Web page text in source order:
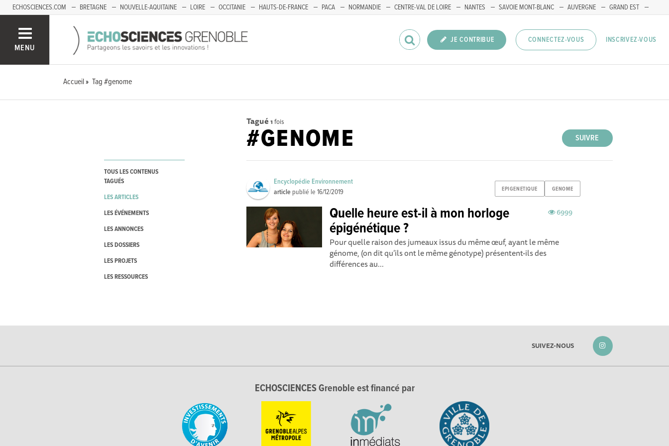
ECHOSCIENCES.COM BRETAGNE NOUVELLE-AQUITAINE LOIRE OCCITANIE HAUTS-DE-FRANCE PACA NORMANDIE CENTRE-VAL DE LOIRE NANTES SAVOIE MONT-BLANC AUVERGNE
GRAND EST
MENU
JE CONTRIBUE CONNECTEZ-VOUS INSCRIVEZ-VOUS
Accueil Tag #genome
TOUS LES CONTENUS
TAGUÉS
LES ARTICLES
LES ÉVÉNEMENTS
LES ANNONCES
LES DOSSIERS
LES PROJETS
LES RESSOURCES
Tagué 1 fois
SUIVRE
#GENOME
EPIGENETIQUE GENOME
Encyclopédie Environnement
article publié le16/12/2019
6999
Quelle heure est-il à mon horloge
épigénétique ?
Pour quelle raison des jumeaux issus du même œuf, ayant le même
génome, (on dit qu’ils ont le même génotype) présentent-ils des
différences au...
SUIVEZ-NOUS
ECHOSCIENCES Grenoble est financé par